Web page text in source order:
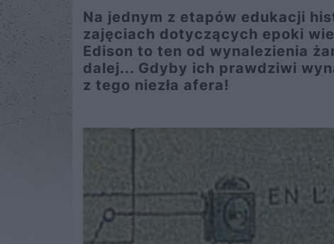
Na jednym z etapów edukacji
zajęciach dotyczących epoki
Edison to ten od wynalezienia
dalej... Gdyby ich prawdziwi
z tego niezła afera!